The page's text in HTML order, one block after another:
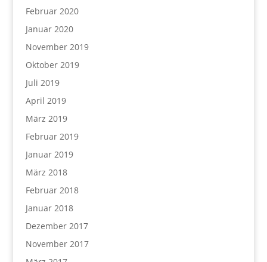
Februar 2020
Januar 2020
November 2019
Oktober 2019
Juli 2019
April 2019
März 2019
Februar 2019
Januar 2019
März 2018
Februar 2018
Januar 2018
Dezember 2017
November 2017